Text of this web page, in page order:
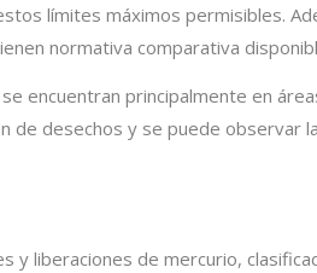
límites máximos permisibles.
normativa comparativa
encuentran principalmente en
de desechos y se puede
y liberaciones de mercurio,